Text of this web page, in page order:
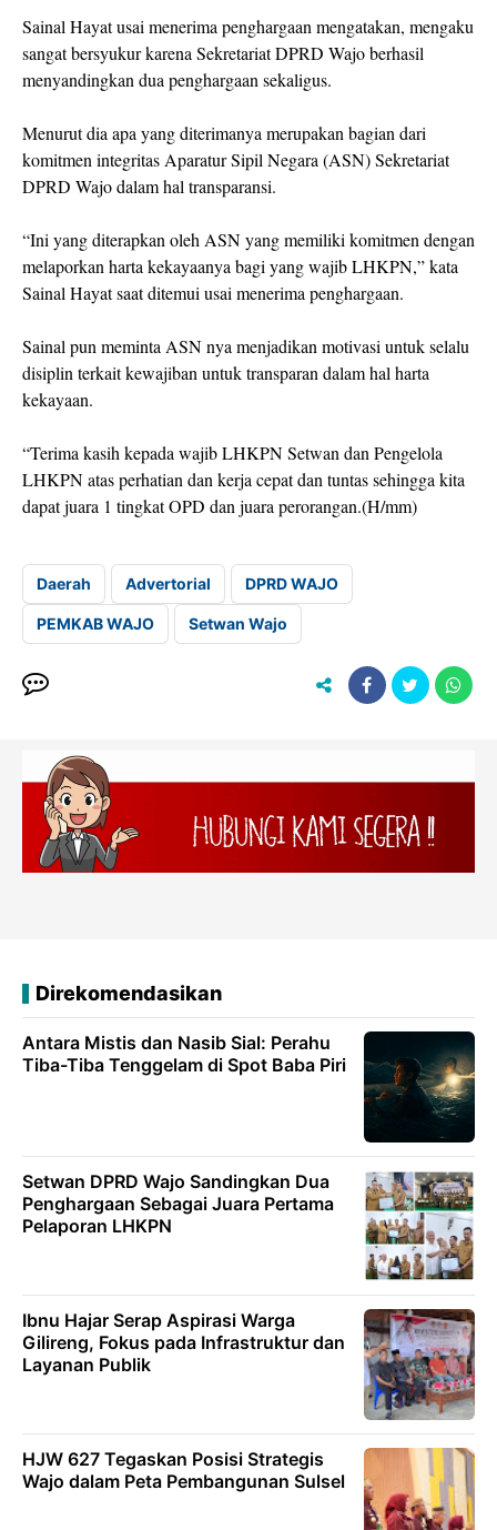
Sainal Hayat usai menerima penghargaan mengatakan, mengaku
sangat bersyukur karena Sekretariat DPRD Wajo berhasil
menyandingkan dua penghargaan sekaligus.
Menurut dia apa yang diterimanya merupakan bagian dari
komitmen integritas Aparatur Sipil Negara (ASN) Sekretariat
DPRD Wajo dalam hal transparansi.
“Ini yang diterapkan oleh ASN yang memiliki komitmen dengan
melaporkan harta kekayaanya bagi yang wajib LHKPN,” kata
Sainal Hayat saat ditemui usai menerima penghargaan.
Sainal pun meminta ASN nya menjadikan motivasi untuk selalu
disiplin terkait kewajiban untuk transparan dalam hal harta
kekayaan.
“Terima kasih kepada wajib LHKPN Setwan dan Pengelola
LHKPN atas perhatian dan kerja cepat dan tuntas sehingga kita
dapat juara 1 tingkat OPD dan juara perorangan.(H/mm)
Daerah Advertorial DPRD WAJO
PEMKAB WAJO Setwan Wajo
Direkomendasikan
Antara Mistis dan Nasib Sial: Perahu
Tiba-Tiba Tenggelam di Spot Baba Piri
Setwan DPRD Wajo Sandingkan Dua
Penghargaan Sebagai Juara Pertama
Pelaporan LHKPN
Ibnu Hajar Serap Aspirasi Warga
Gilireng, Fokus pada Infrastruktur dan
Layanan Publik
HJW 627 Tegaskan Posisi Strategis
Wajo dalam Peta Pembangunan Sulsel